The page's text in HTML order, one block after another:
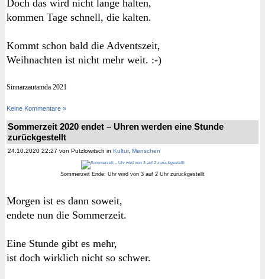
Doch das wird nicht lange halten,
kommen Tage schnell, die kalten.
Kommt schon bald die Adventszeit,
Weihnachten ist nicht mehr weit. :-)
Sinnarzautamda 2021
Keine Kommentare »
Sommerzeit 2020 endet – Uhren werden eine Stunde
zurückgestellt
24.10.2020 22:27 von Putzlowitsch in Kultur, Menschen
Sommerzeit Ende: Uhr wird von 3 auf 2 Uhr zurückgestellt
Morgen ist es dann soweit,
endete nun die Sommerzeit.
Eine Stunde gibt es mehr,
ist doch wirklich nicht so schwer.